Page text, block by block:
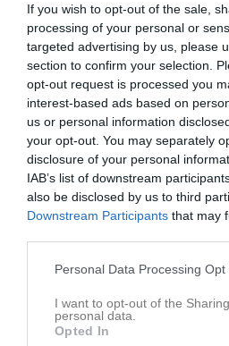
If you wish to opt-out of the sale,
processing of your personal or
targeted advertising by us, please
section to confirm your selection.
opt-out request is processed you
interest-based ads based on
us or personal information
your opt-out. You may separately
disclosure of your personal
IAB’s list of downstream
also be disclosed by us to third
Downstream Participants that may
Personal Data Processing Opt
I want to opt-out of the
personal data.
Opted In
Anmäl Dig här
Anmälan
Du som vill anmäla ditt barn till vår
nedanstående länk och gå in på
fyllt i kontaktuppgifterna och skickat
läggas upp som medlemmar på
för kunna nå Er med information inför
andra aktiviteter.